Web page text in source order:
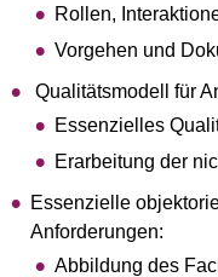
Rollen,
Vorgehen und
Qualitätsmodell für
Essenzielles
Erarbeitung der
Essenzielle
Anforderungen:
Abbildung des